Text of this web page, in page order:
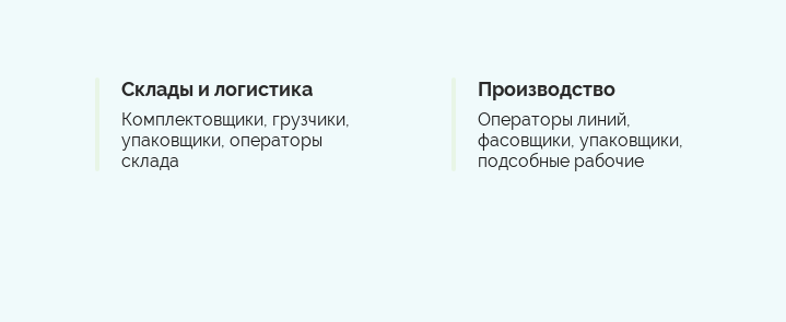
Склады и логистика
Комплектовщики, грузчики,
упаковщики, операторы
склада
Производство
Операторы линий,
фасовщики, упаковщики,
подсобные рабочие